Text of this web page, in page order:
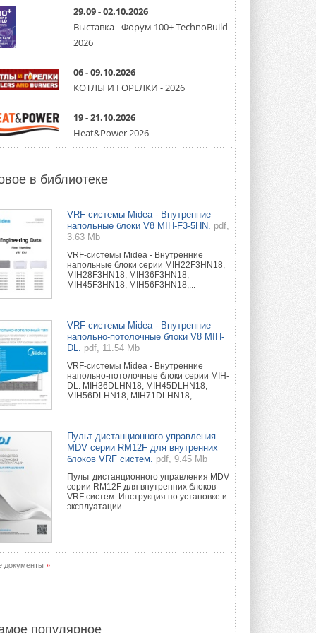
охлаждения для ЦОД
Mitsubishi Electric создаёт в США новую
компанию MEHITS US Inc. ...
31 ИЮЛЯ 2026
США запретили использование
иностранных инверторов
комиссия по связи США (FCC) обновила
свой специальный перечень Covered ...
31 ИЮЛЯ 2026
солнечные панели в МКД
30 ИЮЛЯ 2026
Канальные вентиляторы с ЕС-
двигателями Sysimple TRS EC
Poti
Новинка от Системэйр —
прямоугольный канальный ...
Краска для окон: как выбрать
состав, который не
растрескается после первой
зимы
Частые вопросы о краске для окон ...
30 ИЮЛЯ 2026
новую серию консольных
Усовершенствованная гидравлика
помогает снизить энергопотребление ...
30 ИЮЛЯ 2026
Группа «Теплолюкс» открыла
новую производственную
площадку
29 ИЮЛЯ 2026
29.09 - 02.10.2026
Выставка - Форум 100+ TechnoBuild
2026
06 - 09.10.2026
КОТЛЫ И ГОРЕЛКИ - 2026
19 - 21.10.2026
Heat&Power 2026
в библиотеке
VRF-системы Midea - Внутренние
напольные блоки V8 MIH-F3-5HN. pdf,
3.63 Mb
VRF-системы Midea - Внутренние
напольные блоки серии MIH22F3HN18,
MIH28F3HN18, MIH36F3HN18,
MIH45F3HN18, MIH56F3HN18,...
VRF-системы Midea - Внутренние
напольно-потолочные блоки V8 MIH-
DL.
pdf, 11.54 Mb
VRF-системы Midea - Внутренние
напольно-потолочные блоки серии MIH-
DL: MIH36DLHN18, MIH45DLHN18,
MIH56DLHN18, MIH71DLHN18,...
Пульт дистанционного управления
MDV серии RM12F для внутренних
блоков VRF систем.
pdf, 9.45 Mb
Пульт дистанционного управления MDV
серии RM12F для внутренних блоков
VRF систем. Инструкция по установке и
эксплуатации.
документы »
популярное